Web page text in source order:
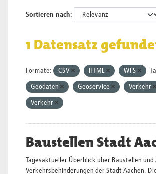
Sortieren nach
1 Datensatz
Formate: CSV HTML WFS
Geodaten Geoservice Verkehr
Verkehr
Baustellen Stadt
Tagesaktueller Überblick über Baustellen und
Verkehrsbehinderungen der Stadt Aachen.